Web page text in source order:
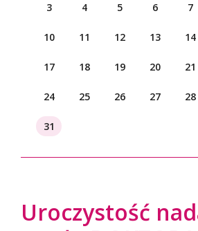
3 4 5 6 7
10 11 12 13 14
17 18 19 20 21
24 25 26 27 28
31
Uroczystość